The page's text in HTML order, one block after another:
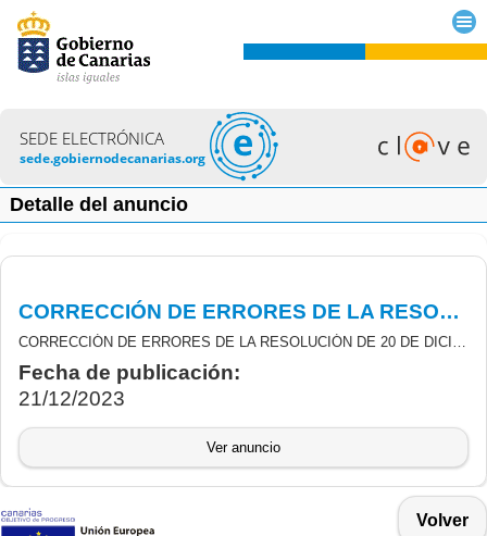
SEDE ELECTRÓNICA
sede.gobiernodecanarias.org
Detalle del anuncio
CORRECCIÓN DE ERRORES DE LA RESOLUCIÓN DE 20 DE DICIEMBRE DE 2023 DE LA DIRECCIÓN GENERAL DE PROMOCIÓN Y DIVERSIFICACIÓN ECONÓMICA RELATIVA A SUBVENCIONES REACTIVACIÓN ECONÓMICA PYME TRAS COVID-19.
CORRECCIÓN DE ERRORES DE LA RESOLUCIÓN DE 20 DE DICIEMBRE DE 2023 POR LA QUE SE RESUELVE LA DECIMOSEGUNDA CONCESIÓN DE SUBVENCIONES DESTINADAS A LA REACTIVACIÓN ECONÓMICA DE LAS PEQUEÑAS Y MEDIANAS EMPRESAS COMO PARTE DE LA RESPUESTA DE LA UNIÓN EUROPEA A LA PANDEMIA COVID-19, CON CARGO AL FONDO DE AYUDA A LA RECUPERACIÓN PARA LA COHESIÓN Y LOS TERRITORIOS DE EUROPA (REACT-EU), FINANCIADA AL 100% POR EL FONDO EUROPEO DE DESARROLLO REGIONAL (FEDER).
Fecha de publicación:
21/12/2023
Ver anuncio
Volver